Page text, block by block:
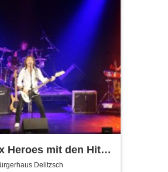
Heroes mit den Hits
Slade u.v.a. - 2027
Delitzsch